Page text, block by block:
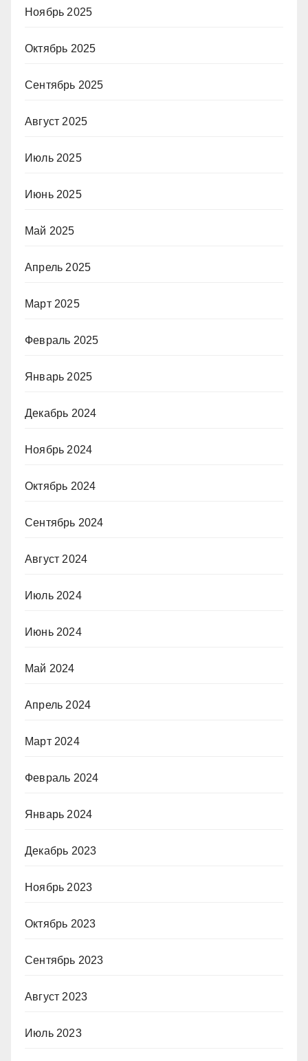
Ноябрь 2025
Октябрь 2025
Сентябрь 2025
Август 2025
Июль 2025
Июнь 2025
Май 2025
Апрель 2025
Март 2025
Февраль 2025
Январь 2025
Декабрь 2024
Ноябрь 2024
Октябрь 2024
Сентябрь 2024
Август 2024
Июль 2024
Июнь 2024
Май 2024
Апрель 2024
Март 2024
Февраль 2024
Январь 2024
Декабрь 2023
Ноябрь 2023
Октябрь 2023
Сентябрь 2023
Август 2023
Июль 2023